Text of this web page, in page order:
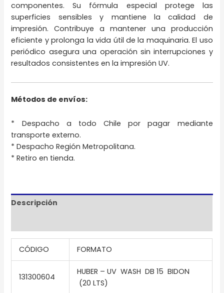
componentes. Su fórmula especial protege las
superficies sensibles y mantiene la calidad de
impresión. Contribuye a mantener una producción
eficiente y prolonga la vida útil de la maquinaria. El uso
periódico asegura una operación sin interrupciones y
resultados consistentes en la impresión UV.
Métodos de envíos:
* Despacho a todo Chile por pagar mediante
transporte externo.
* Despacho Región Metropolitana.
* Retiro en tienda.
Descripción
CÓDIGO FORMATO
131300604
HUBER – UV WASH DB 15 BIDON
(20 LTS)